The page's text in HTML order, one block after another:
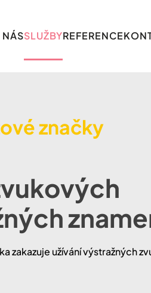
NÁSSLUŽBYREFERENCE
značky
zakazuje užívání výstražných